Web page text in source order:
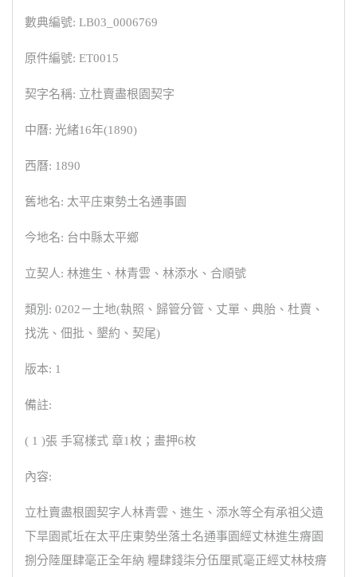
數典編號: LB03_0006769
原件編號: ET0015
契字名稱: 立杜賣盡根園契字
中曆: 光緒16年(1890)
西曆: 1890
舊地名: 太平庄東勢土名通事園
今地名: 台中縣太平鄉
立契人: 林進生、林青雲、林添水、合順號
類別: 0202－土地(執照、歸管分管、丈單、典胎、杜賣、
找洗、佃批、墾約、契尾)
版本: 1
備註:
( 1 )張 手寫樣式 章1枚；畫押6枚
內容:
立杜賣盡根園契字人林青雲、進生、添水等仝有承祖父遺
下旱園貳坵在太平庄東勢坐落土名通事園經丈林進生瘠園
捌分陸厘肆毫正全年納 糧肆錢柒分伍厘貳毫正經丈林枝瘠